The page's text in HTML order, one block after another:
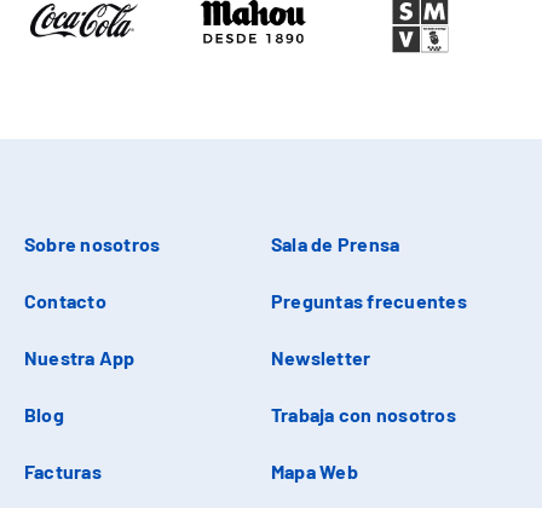
Sobre nosotros Sala de Prensa
Contacto Preguntas frecuentes
Nuestra App Newsletter
Blog Trabaja con nosotros
Facturas Mapa Web